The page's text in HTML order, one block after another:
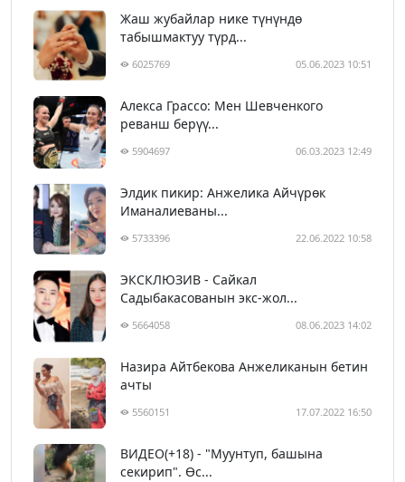
Жаш жубайлар нике түнүндө
табышмактуу түрд...
6025769 05.06.2023 10:51
Алекса Грассо: Мен Шевченкого
реванш берүү...
5904697 06.03.2023 12:49
Элдик пикир: Анжелика Айчүрөк
Иманалиеваны...
5733396 22.06.2022 10:58
ЭКСКЛЮЗИВ - Сайкал
Садыбакасованын экс-жол...
5664058 08.06.2023 14:02
Назира Айтбекова Анжеликанын бетин
ачты
5560151 17.07.2022 16:50
ВИДЕО(+18) - "Муунтуп, башына
секирип". Өс...